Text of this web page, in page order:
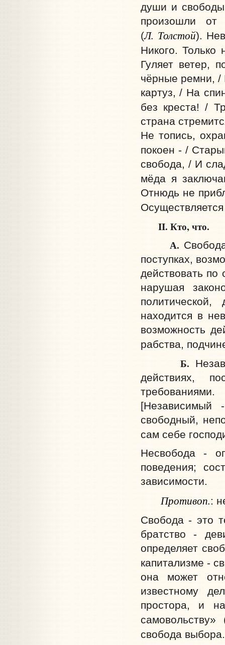
души и
произошли
(Л. Толстой).
Никого. Только
Гуляет ветер,
чёрные ремни, /
картуз, / На
без креста! /
страна
Не топись,
покоен - /
свобода, / И
мёда я
Отнюдь не
II. Кто, что.
А.
поступках,
действовать
нарушая
находится в
возможность
рабства,
Б.
действиях,
свободный,
сам себе
Несвобода -
поведения;
зависимости.
Противоп.:
Свобода - это
братство -
определяет
капитализме -
она может
известному
простора, и
самовольству»
свобода